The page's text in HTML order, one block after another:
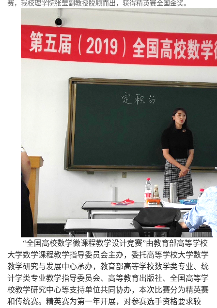
赛，我校理学院张莹副教授脱颖而出，获得精英赛全国金奖。
“全国高校数学微课程教学设计竞赛”由教育部高等学校
大学数学课程教学指导委员会主办，委托高等学校大学数学
教学研究与发展中心承办，教育部高等学校数学类专业、统
计学类专业教学指导委员会、高等教育出版社、全国高等学
校教学研究中心等支持单位共同协办，本次比赛分为精英赛
和传统赛。精英赛为第一年开展，对参赛选手资格要求较